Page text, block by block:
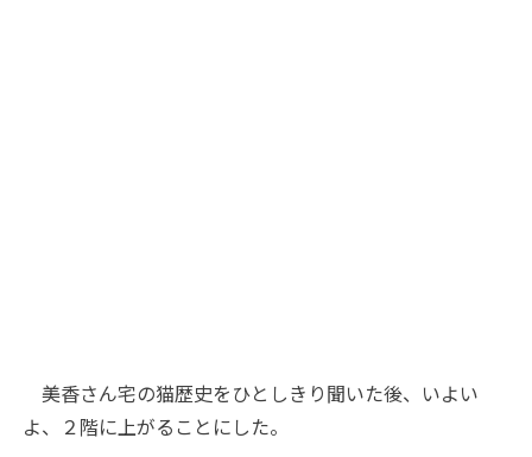
美香さん宅の猫歴史をひとしきり聞いた後、いよい
よ、２階に上がることにした。